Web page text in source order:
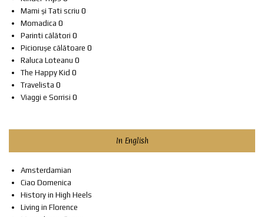
Mami și Tati scriu 0
Momadica 0
Parinti călători 0
Piciorușe călătoare 0
Raluca Loteanu 0
The Happy Kid 0
Travelista 0
Viaggi e Sorrisi 0
In English
Amsterdamian
Ciao Domenica
History in High Heels
Living in Florence